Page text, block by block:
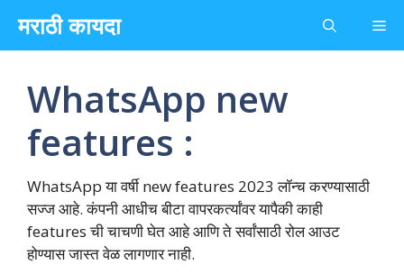
content
मराठी कायदा
WhatsApp new
features :
WhatsApp या वर्षी new features 2023 लॉन्च करण्यासाठी
सज्ज आहे. कंपनी आधीच बीटा वापरकर्त्यांवर यापैकी काही
features ची चाचणी घेत आहे आणि ते सर्वांसाठी रोल आउट
होण्यास जास्त वेळ लागणार नाही.